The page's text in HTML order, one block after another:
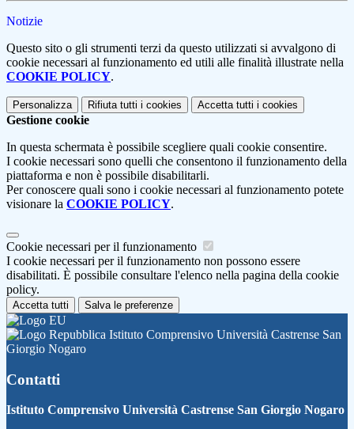
Notizie
Questo sito o gli strumenti terzi da questo utilizzati si avvalgono di
cookie necessari al funzionamento ed utili alle finalità illustrate nella
COOKIE POLICY.
Personalizza Rifiuta tutti i cookies Accetta tutti i cookies
Gestione cookie
In questa schermata è possibile scegliere quali cookie consentire.
I cookie necessari sono quelli che consentono il funzionamento della
piattaforma e non è possibile disabilitarli.
Per conoscere quali sono i cookie necessari al funzionamento potete
visionare la COOKIE POLICY.
Cookie necessari per il funzionamento
I cookie necessari per il funzionamento non possono essere
disabilitati. È possibile consultare l'elenco nella pagina della cookie
policy.
Accetta tutti Salva le preferenze
Istituto Comprensivo Università Castrense San
Giorgio Nogaro
Contatti
Istituto Comprensivo Università Castrense San Giorgio Nogaro